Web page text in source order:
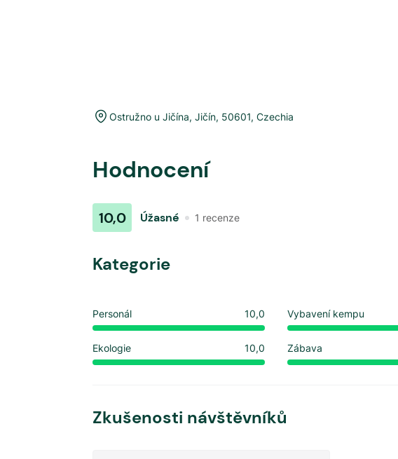
Ostružno u Jičína, Jičín, 50601, Czechia
Hodnocení
10,0 Úžasné 1 recenze
Kategorie
Personál 10,0 Vybavení kempu
Ekologie 10,0 Zábava
Zkušenosti návštěvníků